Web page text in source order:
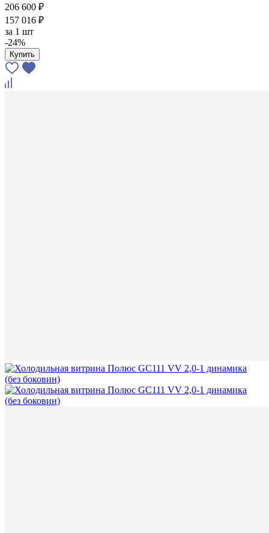
206 600 ₽
157 016 ₽
за 1 шт
-24%
Купить